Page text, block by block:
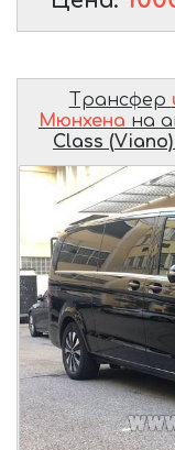
Трансфер
Мюнхена на
Class